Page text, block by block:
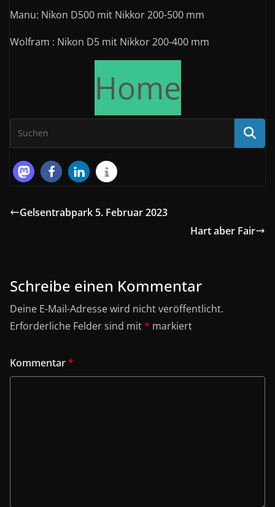
Manu: Nikon D500 mit Nikkor 200-500 mm
Wolfram : Nikon D5 mit Nikkor 200-400 mm
Home
Gelsentrabpark 5. Februar 2023
Hart aber Fair
Schreibe einen Kommentar
Deine E-Mail-Adresse wird nicht veröffentlicht.
Erforderliche Felder sind mit* markiert
Kommentar*